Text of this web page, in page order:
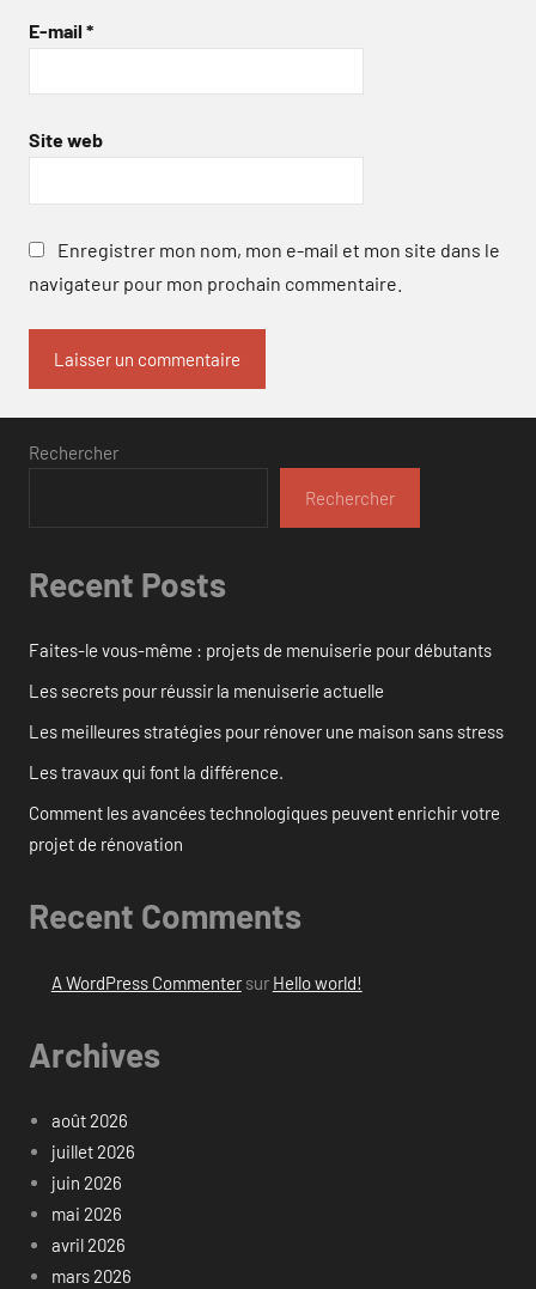
E-mail *
Site web
Enregistrer mon nom, mon e-mail et mon site dans le
navigateur pour mon prochain commentaire.
Rechercher
Rechercher
Recent Posts
Faites-le vous-même : projets de menuiserie pour débutants
Les secrets pour réussir la menuiserie actuelle
Les meilleures stratégies pour rénover une maison sans stress
Les travaux qui font la différence.
Comment les avancées technologiques peuvent enrichir votre
projet de rénovation
Recent Comments
A WordPress Commentersur Hello world!
Archives
août 2026
juillet 2026
juin 2026
mai 2026
avril 2026
mars 2026